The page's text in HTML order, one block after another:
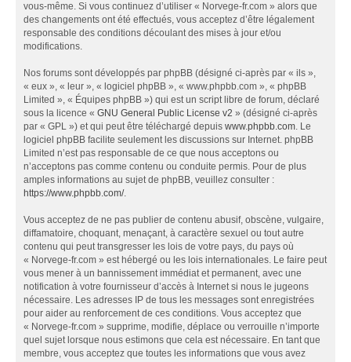
vous-même. Si vous continuez d’utiliser « Norvege-fr.com » alors que
des changements ont été effectués, vous acceptez d’être légalement
responsable des conditions découlant des mises à jour et/ou
modifications.
Nos forums sont développés par phpBB (désigné ci-après par « ils »,
« eux », « leur », « logiciel phpBB », « www.phpbb.com », « phpBB
Limited », « Équipes phpBB ») qui est un script libre de forum, déclaré
sous la licence « GNU General Public License v2 » (désigné ci-après
par « GPL ») et qui peut être téléchargé depuis www.phpbb.com. Le
logiciel phpBB facilite seulement les discussions sur Internet. phpBB
Limited n’est pas responsable de ce que nous acceptons ou
n’acceptons pas comme contenu ou conduite permis. Pour de plus
amples informations au sujet de phpBB, veuillez consulter :
https://www.phpbb.com/.
Vous acceptez de ne pas publier de contenu abusif, obscène, vulgaire,
diffamatoire, choquant, menaçant, à caractère sexuel ou tout autre
contenu qui peut transgresser les lois de votre pays, du pays où
« Norvege-fr.com » est hébergé ou les lois internationales. Le faire peut
vous mener à un bannissement immédiat et permanent, avec une
notification à votre fournisseur d’accès à Internet si nous le jugeons
nécessaire. Les adresses IP de tous les messages sont enregistrées
pour aider au renforcement de ces conditions. Vous acceptez que
« Norvege-fr.com » supprime, modifie, déplace ou verrouille n’importe
quel sujet lorsque nous estimons que cela est nécessaire. En tant que
membre, vous acceptez que toutes les informations que vous avez